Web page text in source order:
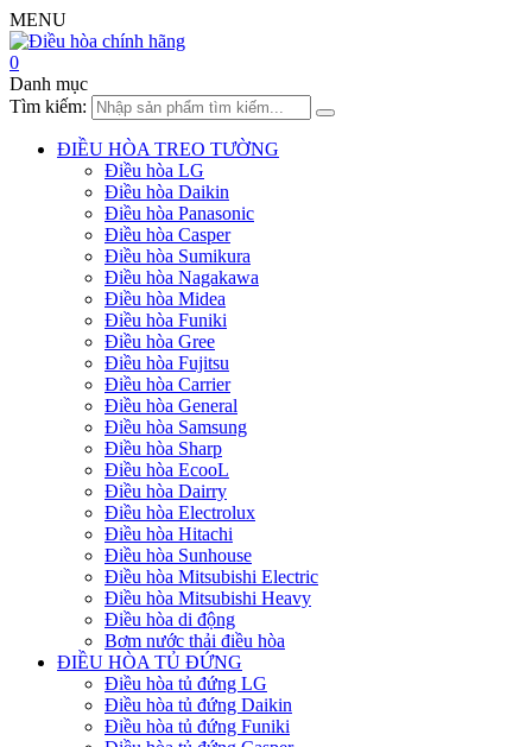
MENU
0
Danh mục
Tìm kiếm:
ĐIỀU HÒA TREO TƯỜNG
Điều hòa LG
Điều hòa Daikin
Điều hòa Panasonic
Điều hòa Casper
Điều hòa Sumikura
Điều hòa Nagakawa
Điều hòa Midea
Điều hòa Funiki
Điều hòa Gree
Điều hòa Fujitsu
Điều hòa Carrier
Điều hòa General
Điều hòa Samsung
Điều hòa Sharp
Điều hòa EcooL
Điều hòa Dairry
Điều hòa Electrolux
Điều hòa Hitachi
Điều hòa Sunhouse
Điều hòa Mitsubishi Electric
Điều hòa Mitsubishi Heavy
Điều hòa di động
Bơm nước thải điều hòa
ĐIỀU HÒA TỦ ĐỨNG
Điều hòa tủ đứng LG
Điều hòa tủ đứng Daikin
Điều hòa tủ đứng Funiki